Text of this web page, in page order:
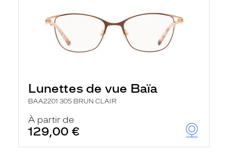
Lunettes de vue Baïa
BAA2201 305 BRUN CLAIR
À partir de
129,00 €